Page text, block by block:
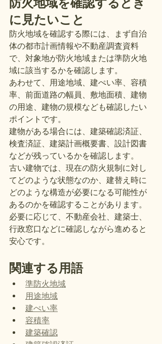
に見たいこと
防火地域を確認する際には、まず自治
体の都市計画情報や不動産調査資料
で、対象地が防火地域または準防火地
域に該当するかを確認します。
あわせて、用途地域、建ぺい率、容積
率、前面道路の幅員、敷地面積、建物
の用途、建物の規模なども確認したい
ポイントです。
建物がある場合には、建築確認済証、
検査済証、建築計画概要書、設計図書
などが残っているかを確認します。
古い建物では、現在の防火規制に対し
てどのような状態なのか、建替え時に
どのような構造が必要になる可能性が
あるのかを確認することがあります。
必要に応じて、不動産会社、建築士、
行政窓口などに確認しながら進めると
安心です。
関連する用語
準防火地域
用途地域
建ぺい率
容積率
建築確認